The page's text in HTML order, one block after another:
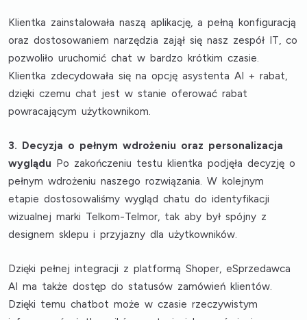
Klientka zainstalowała naszą aplikację, a pełną konfiguracją
oraz dostosowaniem narzędzia zajął się nasz zespół IT, co
pozwoliło uruchomić chat w bardzo krótkim czasie.
Klientka zdecydowała się na opcję asystenta AI + rabat,
dzięki czemu chat jest w stanie oferować rabat
powracającym użytkownikom.
3. Decyzja o pełnym wdrożeniu oraz personalizacja
wyglądu Po zakończeniu testu klientka podjęła decyzję o
pełnym wdrożeniu naszego rozwiązania. W kolejnym
etapie dostosowaliśmy wygląd chatu do identyfikacji
wizualnej marki Telkom-Telmor, tak aby był spójny z
designem sklepu i przyjazny dla użytkowników.
Dzięki pełnej integracji z platformą Shoper, eSprzedawca
AI ma także dostęp do statusów zamówień klientów.
Dzięki temu chatbot może w czasie rzeczywistym